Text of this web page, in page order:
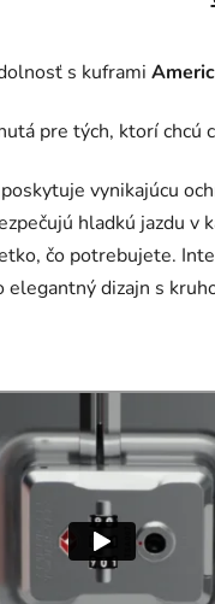
s kuframi
pre tých, ktorí chcú
vynikajúcu
hladkú jazdu v
čo potrebujete.
dizajn s